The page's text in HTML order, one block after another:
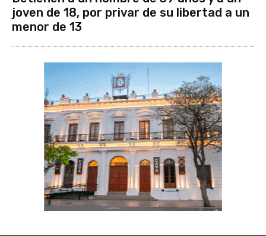
joven de 18, por privar de su libertad a un
menor de 13